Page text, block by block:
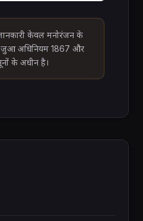
केवल मनोरंजन के
जुआ अधिनियम 1867 और
के अधीन है।